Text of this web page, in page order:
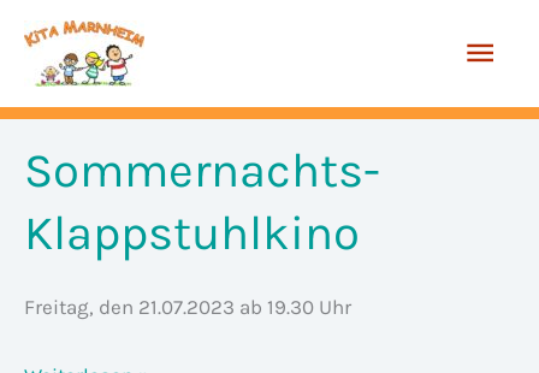
Inhalt
springen
Sommernachts-
Klappstuhlkino
Freitag, den 21.07.2023 ab 19.30 Uhr